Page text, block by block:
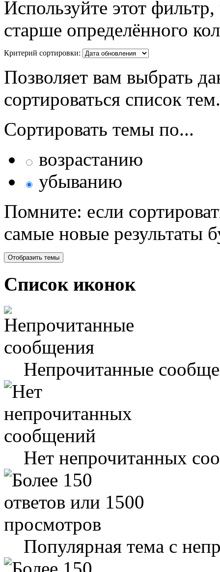
Используйте этот
старше определённого
Критерий сортировки:
Позволяет вам выбрать
сортироваться список тем.
Сортировать темы по...
возрастанию
убыванию
Помните: если
самые новые результаты
Список иконок
Непрочитанные
Нет непрочитанных
Популярная тема с